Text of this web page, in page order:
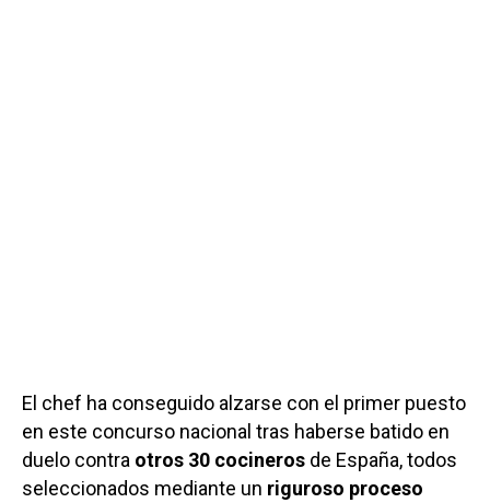
El chef ha conseguido alzarse con el primer puesto
en este concurso nacional tras haberse batido en
duelo contra otros 30 cocineros de España, todos
seleccionados mediante un riguroso proceso